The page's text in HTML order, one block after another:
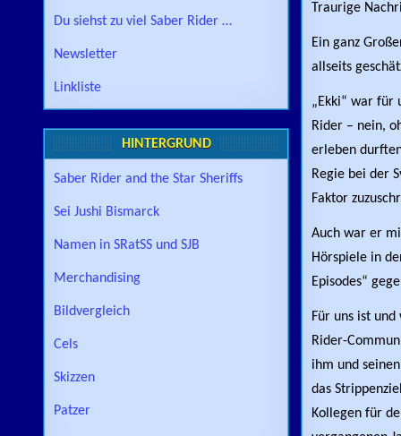
Traurige
Ein ganz
allseits
„Ekki“ war für
Rider – nein,
erleben
Regie bei der
Faktor
Auch war er
Hörspiele in
Episodes“
Für uns ist
Rider-
ihm und
das
Kollegen für
Du siehst zu viel Saber Rider …
Newsletter
Linkliste
HINTERGRUND
Saber Rider and the Star Sheriffs
Sei Jushi Bismarck
Namen in SRatSS und SJB
Merchandising
Bildvergleich
Cels
Skizzen
Patzer